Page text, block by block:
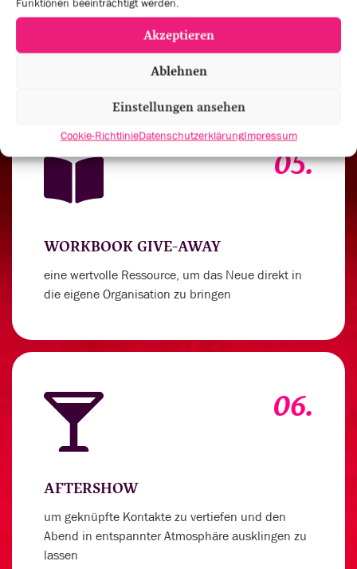
Akzeptieren
Ablehnen
Einstellungen ansehen
Cookie-RichtlinieDatenschutzerklärungImpressum
Leistungen anzukurbeln
05.
WORKBOOK GIVE-AWAY
eine wertvolle Ressource, um das Neue direkt in
die eigene Organisation zu bringen
06.
AFTERSHOW
um geknüpfte Kontakte zu vertiefen und den
Abend in entspannter Atmosphäre ausklingen zu
lassen